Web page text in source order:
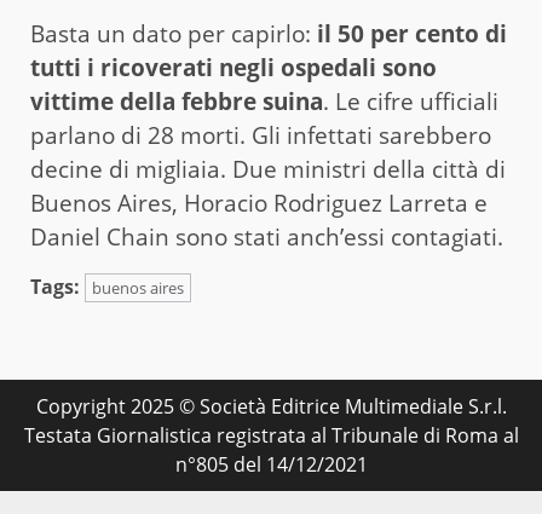
Basta un dato per capirlo: il 50 per cento di
tutti i ricoverati negli ospedali sono
vittime della febbre suina. Le cifre ufficiali
parlano di 28 morti. Gli infettati sarebbero
decine di migliaia. Due ministri della città di
Buenos Aires, Horacio Rodriguez Larreta e
Daniel Chain sono stati anch’essi contagiati.
Tags: buenos aires
Copyright 2025 © Società Editrice Multimediale S.r.l.
Testata Giornalistica registrata al Tribunale di Roma al
n°805 del 14/12/2021